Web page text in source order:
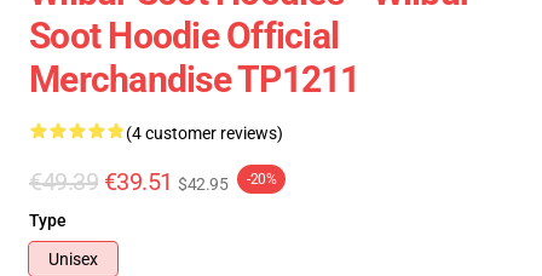
Soot Hoodie Official
Merchandise TP1211
(4 customer reviews)
€49.39 €39.51 $42.95 -20%
Type
Unisex